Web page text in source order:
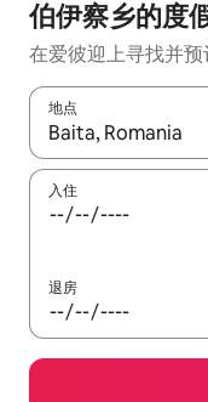
伯伊察乡的度
在爱彼迎上寻找并
地点
如有搜索结果，请
入住
退房